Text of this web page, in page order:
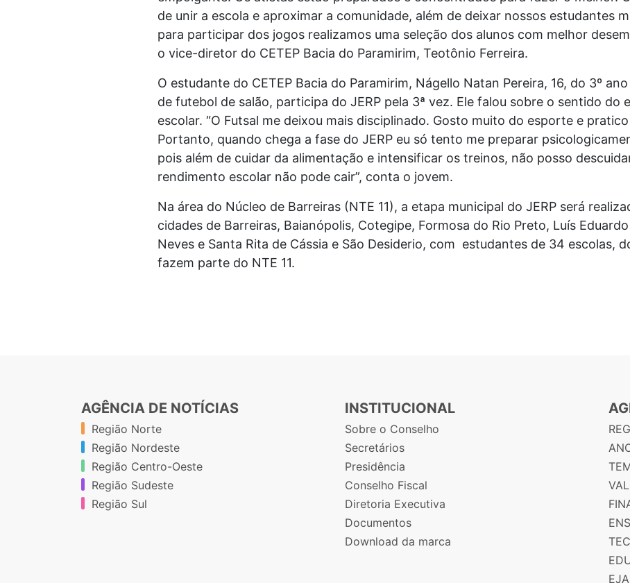
de unir a escola e aproximar a comunidade, além de deixar nossos estudantes
para participar dos jogos realizamos uma seleção dos alunos com melhor
o vice-diretor do CETEP Bacia do Paramirim, Teotônio Ferreira.
O estudante do CETEP Bacia do Paramirim, Nágello Natan Pereira, 16, do 3º
de futebol de salão, participa do JERP pela 3ª vez. Ele falou sobre o sentido do
escolar. “O Futsal me deixou mais disciplinado. Gosto muito do esporte e
Portanto, quando chega a fase do JERP eu só tento me preparar
pois além de cuidar da alimentação e intensificar os treinos, não posso
rendimento escolar não pode cair”, conta o jovem.
Na área do Núcleo de Barreiras (NTE 11), a etapa municipal do JERP será
cidades de Barreiras, Baianópolis, Cotegipe, Formosa do Rio Preto, Luís
Neves e Santa Rita de Cássia e São Desiderio, com estudantes de 34 escolas,
fazem parte do NTE 11.
AGÊNCIA DE NOTÍCIAS
Região Norte
Região Nordeste
Região Centro-Oeste
Região Sudeste
Região Sul
INSTITUCIONAL
Sobre o Conselho
Secretários
Presidência
Conselho Fiscal
Diretoria Executiva
Documentos
Download da marca
EJA